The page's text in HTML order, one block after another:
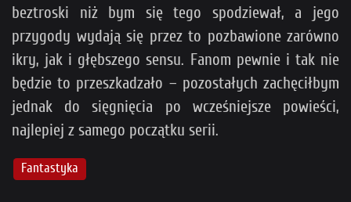
beztroski niż bym się tego spodziewał, a jego
przygody wydają się przez to pozbawione zarówno
ikry, jak i głębszego sensu. Fanom pewnie i tak nie
będzie to przeszkadzało – pozostałych zachęciłbym
jednak do sięgnięcia po wcześniejsze powieści,
najlepiej z samego początku serii.
Fantastyka